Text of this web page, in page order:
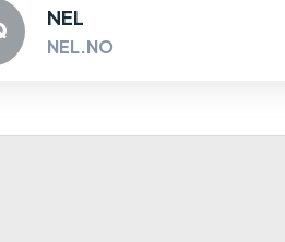
NEL
NEL.NO